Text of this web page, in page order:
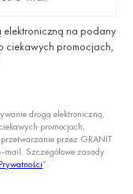
elektroniczną na podany
ciekawych promocjach,
drogą elektroniczną,
promocjach,
przez GRANIT
mail. Szczegółowe zasady
”.